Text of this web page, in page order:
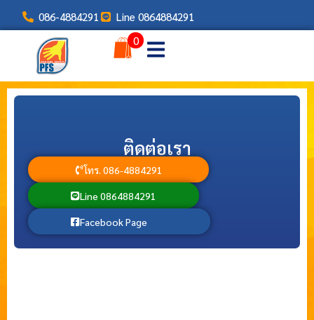
086-4884291
Line 0864884291
0
ติดต่อเรา
โทร. 086-4884291
Line 0864884291
Facebook Page